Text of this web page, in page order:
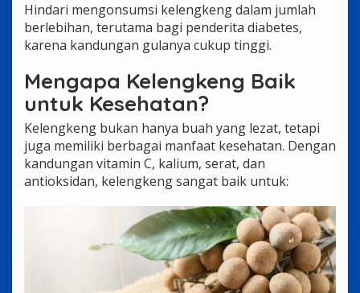
Hindari mengonsumsi kelengkeng dalam jumlah
berlebihan, terutama bagi penderita diabetes,
karena kandungan gulanya cukup tinggi.
Mengapa Kelengkeng Baik
untuk Kesehatan?
Kelengkeng bukan hanya buah yang lezat, tetapi
juga memiliki berbagai manfaat kesehatan. Dengan
kandungan vitamin C, kalium, serat, dan
antioksidan, kelengkeng sangat baik untuk: